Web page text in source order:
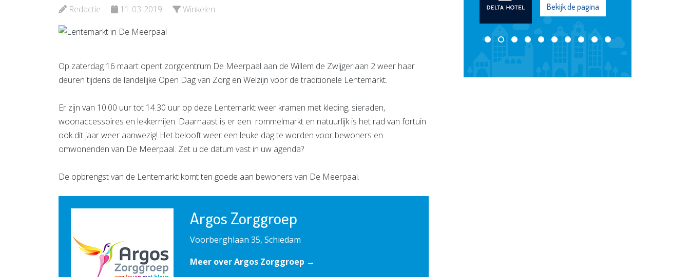
Redactie 11-03-2019 Winkelen
Op zaterdag 16 maart opent zorgcentrum De Meerpaal aan de Willem de Zwijgerlaan 2 weer haar
deuren tijdens de landelijke Open Dag van Zorg en Welzijn voor de traditionele Lentemarkt.
Er zijn van 10.00 uur tot 14.30 uur op deze Lentemarkt weer kramen met kleding, sieraden,
woonaccessoires en lekkernijen. Daarnaast is er een rommelmarkt en natuurlijk is het rad van fortuin
ook dit jaar weer aanwezig! Het belooft weer een leuke dag te worden voor bewoners en
omwonenden van De Meerpaal. Zet u de datum vast in uw agenda?
De opbrengst van de Lentemarkt komt ten goede aan bewoners van De Meerpaal.
Argos Zorggroep
Voorberghlaan 35, Schiedam
Meer over Argos Zorggroep →
Bekijk de pagina Bekijk de pagina
Bekijk de pagina